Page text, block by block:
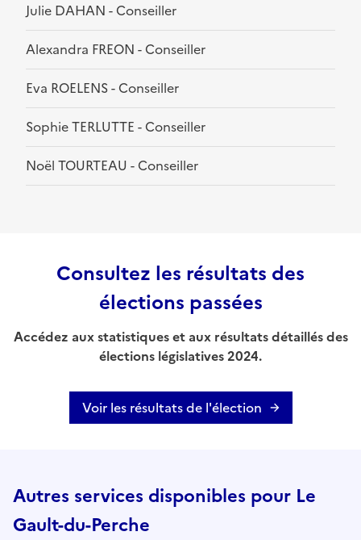
Julie DAHAN - Conseiller
Alexandra FREON - Conseiller
Eva ROELENS - Conseiller
Sophie TERLUTTE - Conseiller
Noël TOURTEAU - Conseiller
Consultez les résultats des
élections passées
Accédez aux statistiques et aux résultats détaillés des
élections législatives 2024.
Voir les résultats de l'élection
Autres services disponibles pour Le
Gault-du-Perche